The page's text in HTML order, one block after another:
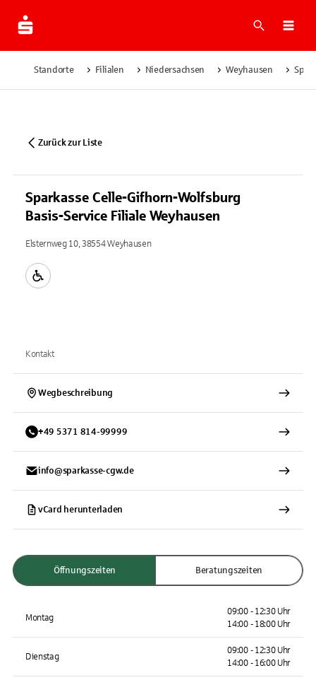
Suche
Standorte Filialen Niedersachsen Weyhausen
Zurück zur Liste
Sparkasse Celle-Gifhorn-Wolfsburg
Basis-Service Filiale Weyhausen
Elsternweg 10, 38554 Weyhausen
Kontakt
Wegbeschreibung
+49 5371 814-99999
info@sparkasse-cgw.de
vCard herunterladen
Öffnungszeiten Beratungszeiten
Montag
09:00 - 12:30 Uhr
14:00 - 18:00 Uhr
Dienstag
09:00 - 12:30 Uhr
14:00 - 16:00 Uhr